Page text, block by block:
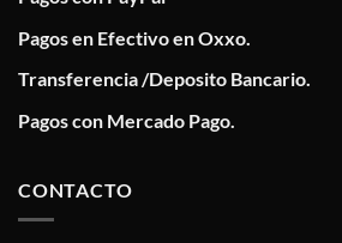
Pagos en Efectivo en Oxxo.
Transferencia /Deposito Bancario.
Pagos con Mercado Pago.
CONTACTO